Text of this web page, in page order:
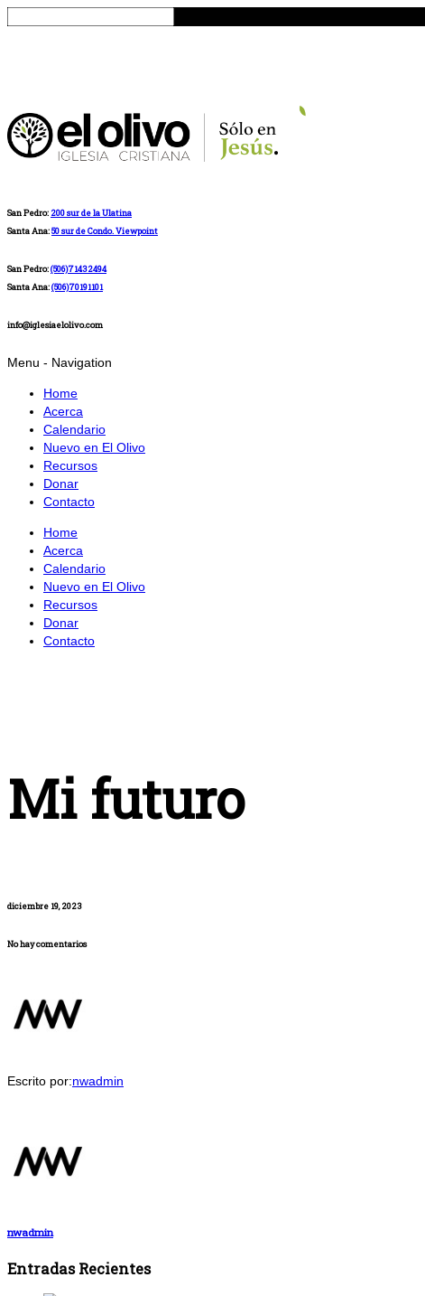
San Pedro: 200 sur de la Ulatina
Santa Ana:50 sur de Condo. Viewpoint
San Pedro:(506)71432494
Santa Ana:(506)70191101
info@iglesiaelolivo.com
Menu - Navigation
Home
Acerca
Calendario
Nuevo en El Olivo
Recursos
Donar
Contacto
Home
Acerca
Calendario
Nuevo en El Olivo
Recursos
Donar
Contacto
Mi futuro
diciembre 19, 2023
No hay comentarios
Escrito por:nwadmin
nwadmin
Entradas Recientes